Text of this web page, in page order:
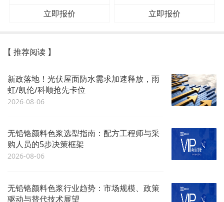
立即报价 立即报价
【 推荐阅读 】
新政落地！光伏屋面防水需求加速释放，雨
虹/凯伦/科顺抢先卡位
2026-08-06
无铅铬颜料色浆选型指南：配方工程师与采
购人员的5步决策框架
2026-08-06
无铅铬颜料色浆行业趋势：市场规模、政策
驱动与替代技术展望